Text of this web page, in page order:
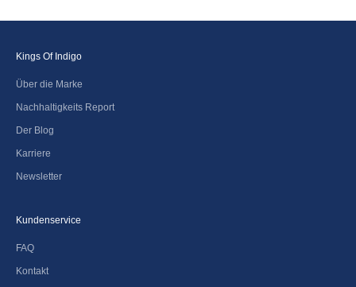
Kings Of Indigo
Über die Marke
Nachhaltigkeits Report
Der Blog
Karriere
Newsletter
Kundenservice
FAQ
Kontakt